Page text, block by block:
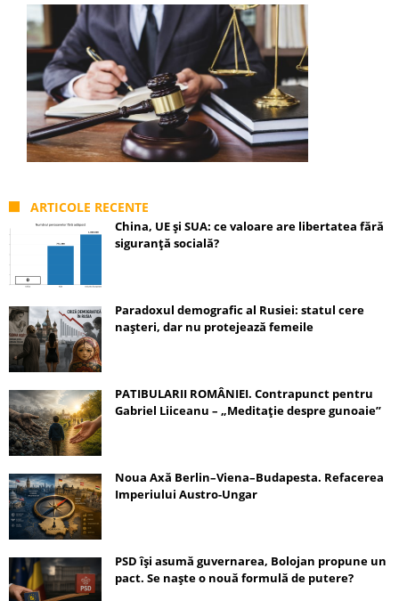
ARTICOLE RECENTE
China, UE și SUA: ce valoare are libertatea fără
siguranță socială?
Paradoxul demografic al Rusiei: statul cere
nașteri, dar nu protejează femeile
PATIBULARII ROMÂNIEI. Contrapunct pentru
Gabriel Liiceanu – „Meditație despre gunoaie”
Noua Axă Berlin–Viena–Budapesta. Refacerea
Imperiului Austro-Ungar
PSD își asumă guvernarea, Bolojan propune un
pact. Se naște o nouă formulă de putere?